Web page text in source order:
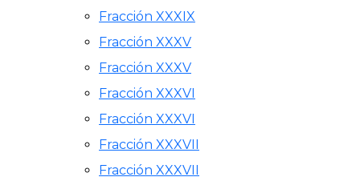
Fracción XXXIX
Fracción XXXV
Fracción XXXV
Fracción XXXVI
Fracción XXXVI
Fracción XXXVII
Fracción XXXVII